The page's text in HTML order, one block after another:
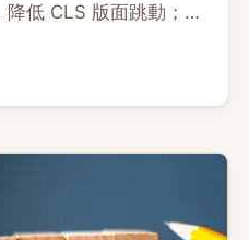
低 CLS 版面跳動；同